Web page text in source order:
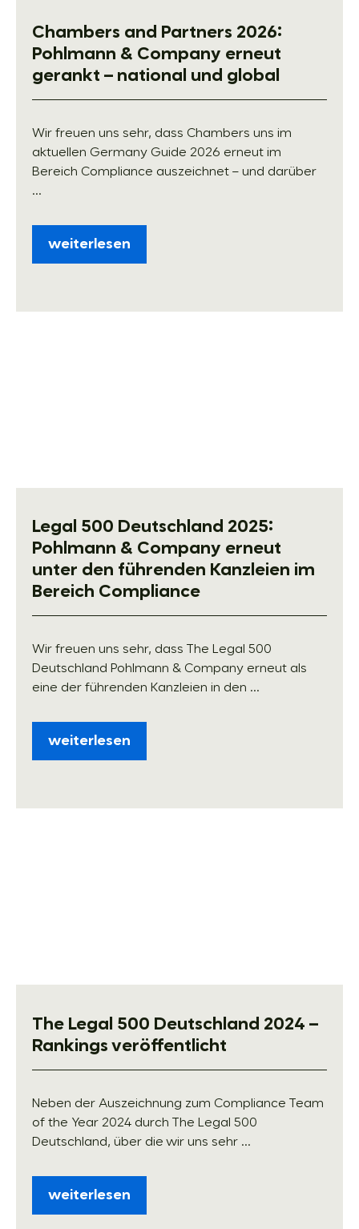
Chambers and Partners 2026:
Pohlmann & Company erneut
gerankt – national und global
Wir freuen uns sehr, dass Chambers uns im
aktuellen Germany Guide 2026 erneut im
Bereich Compliance auszeichnet – und darüber
...
weiterlesen
Legal 500 Deutschland 2025:
Pohlmann & Company erneut
unter den führenden Kanzleien im
Bereich Compliance
Wir freuen uns sehr, dass The Legal 500
Deutschland Pohlmann & Company erneut als
eine der führenden Kanzleien in den ...
weiterlesen
The Legal 500 Deutschland 2024 –
Rankings veröffentlicht
Neben der Auszeichnung zum Compliance Team
of the Year 2024 durch The Legal 500
Deutschland, über die wir uns sehr ...
weiterlesen